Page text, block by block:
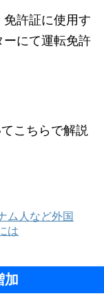
許証に使用す
ーにて運転免許
こちらで解説
ム人など外国
は
加